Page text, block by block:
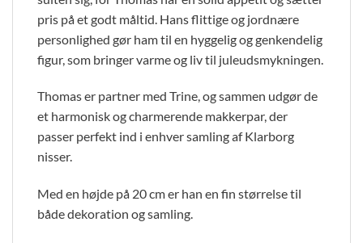
pris på et godt måltid. Hans flittige og jordnære
personlighed gør ham til en hyggelig og genkendelig
figur, som bringer varme og liv til juleudsmykningen.
Thomas er partner med Trine, og sammen udgør de
et harmonisk og charmerende makkerpar, der
passer perfekt ind i enhver samling af Klarborg
nisser.
Med en højde på 20 cm er han en fin størrelse til
både dekoration og samling.